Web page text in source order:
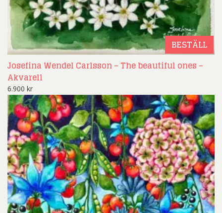
BESTÄLL
Josefina Wendel Carlsson – The beautiful ones –
Akvarell
6.900 kr